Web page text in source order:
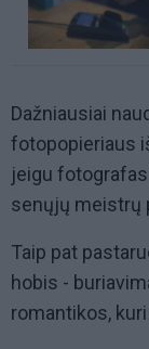
Dažniausiai
fotopopieriaus
jeigu
senųjų meistrų
Taip pat
hobis -
romantikos,